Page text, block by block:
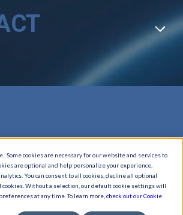
Some cookies are necessary for our website and services to
are optional and help personalize your experience,
You can consent to all cookies, decline all optional
cookies. Without a selection, our default cookie settings will
at any time. To learn more, check out our Cookie